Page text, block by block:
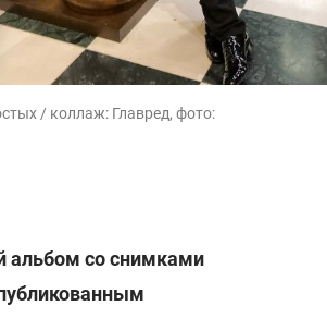
/ коллаж: Главред, фото:
альбом со снимками